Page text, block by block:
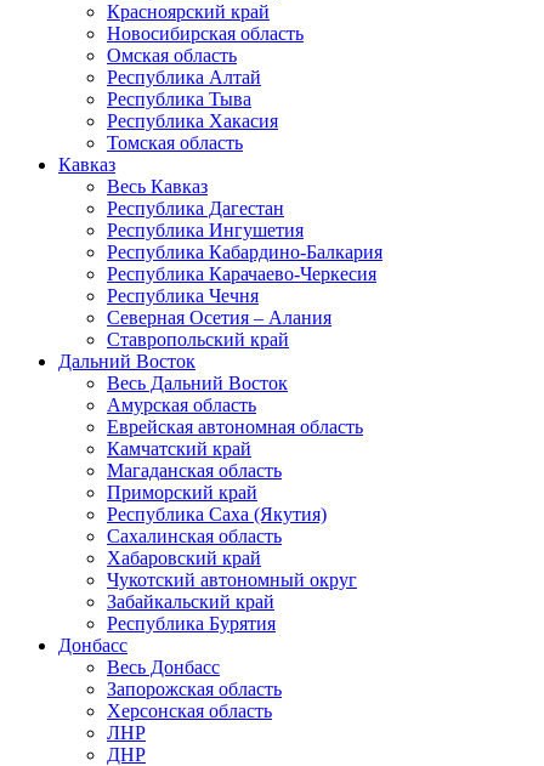
Красноярский край
Новосибирская область
Омская область
Республика Алтай
Республика Тыва
Республика Хакасия
Томская область
Кавказ
Весь Кавказ
Республика Дагестан
Республика Ингушетия
Республика Кабардино-Балкария
Республика Карачаево-Черкесия
Республика Чечня
Северная Осетия – Алания
Ставропольский край
Дальний Восток
Весь Дальний Восток
Амурская область
Еврейская автономная область
Камчатский край
Магаданская область
Приморский край
Республика Саха (Якутия)
Сахалинская область
Хабаровский край
Чукотский автономный округ
Забайкальский край
Республика Бурятия
Донбасс
Весь Донбасс
Запорожская область
Херсонская область
ЛНР
ДНР